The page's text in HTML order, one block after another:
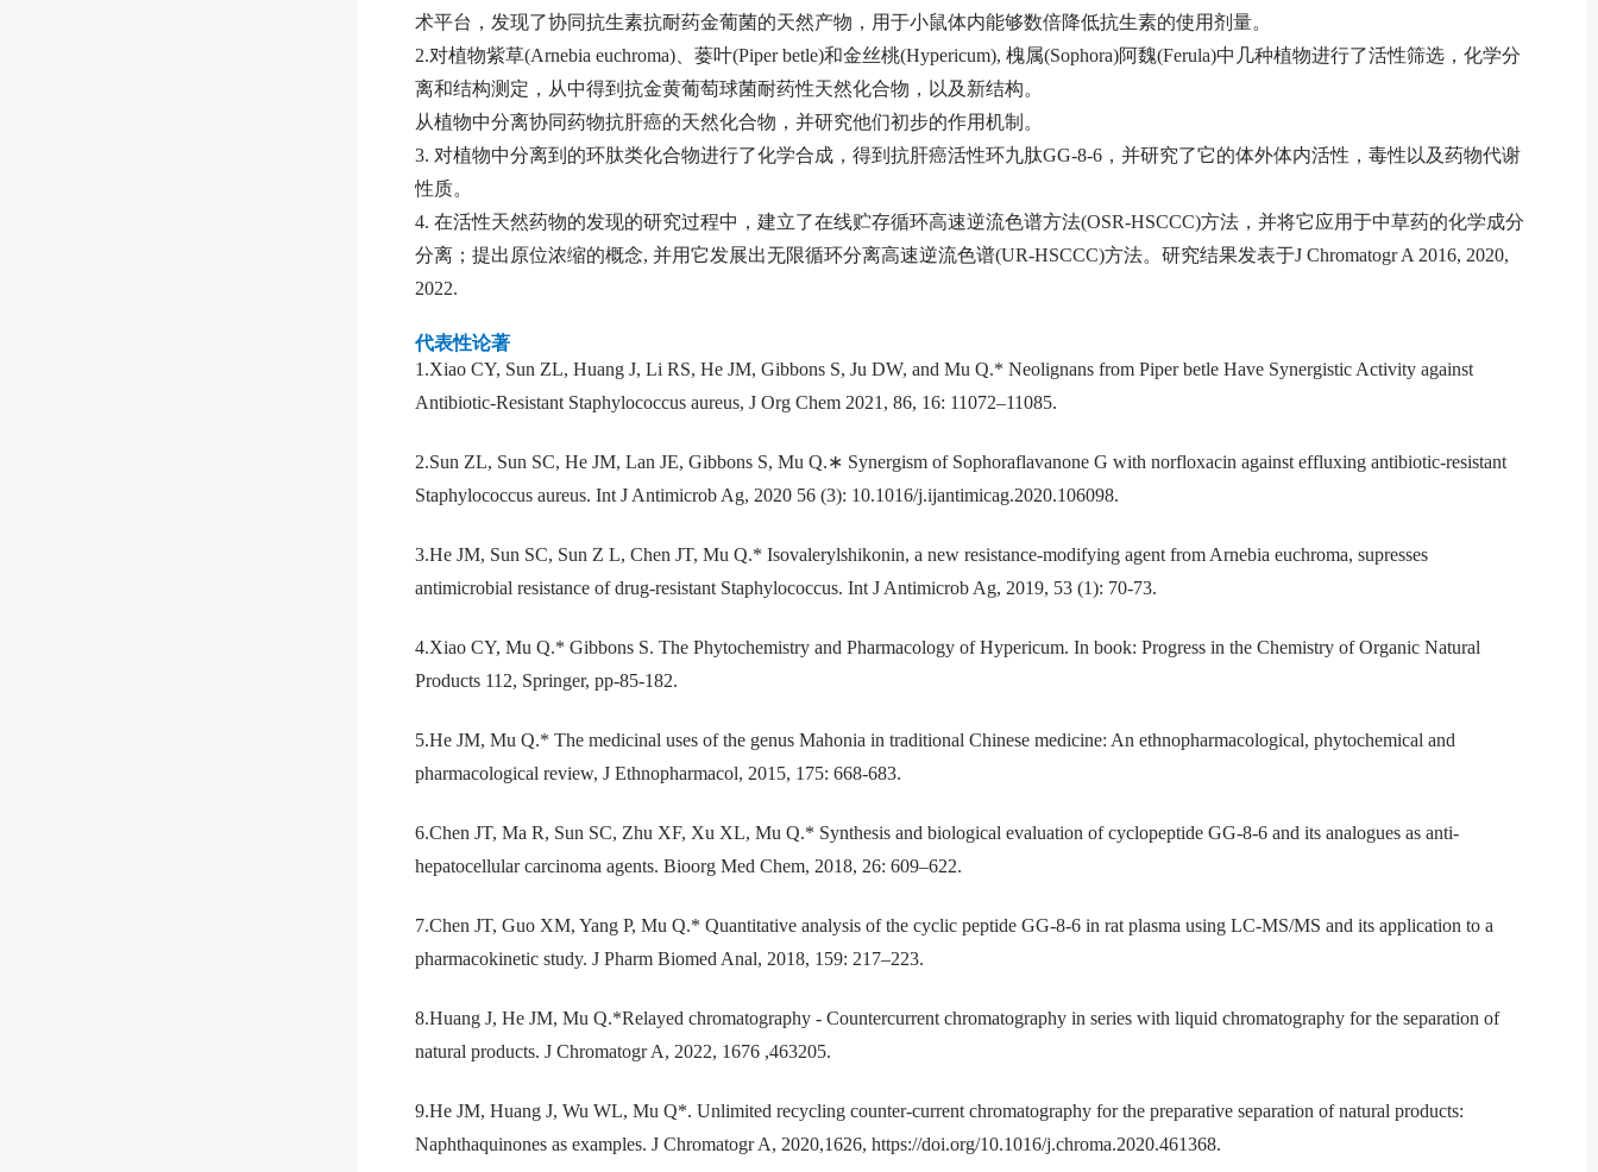
术平台，发现了协同抗生素抗耐药金葡菌的天然产物，用于小鼠体内能够数倍降低抗生素的使用剂量。
2.对植物紫草(Arnebia euchroma)、蒌叶(Piper betle)和金丝桃(Hypericum), 槐属(Sophora)阿魏(Ferula)中几种植物进行了活性筛选，化学分
离和结构测定，从中得到抗金黄葡萄球菌耐药性天然化合物，以及新结构。
从植物中分离协同药物抗肝癌的天然化合物，并研究他们初步的作用机制。
3. 对植物中分离到的环肽类化合物进行了化学合成，得到抗肝癌活性环九肽GG-8-6，并研究了它的体外体内活性，毒性以及药物代谢
性质。
4. 在活性天然药物的发现的研究过程中，建立了在线贮存循环高速逆流色谱方法(OSR-HSCCC)方法，并将它应用于中草药的化学成分
分离；提出原位浓缩的概念, 并用它发展出无限循环分离高速逆流色谱(UR-HSCCC)方法。研究结果发表于J Chromatogr A 2016, 2020,
2022.
代表性论著
1.Xiao CY, Sun ZL, Huang J, Li RS, He JM, Gibbons S, Ju DW, and Mu Q.* Neolignans from Piper betle Have Synergistic Activity against
Antibiotic-Resistant Staphylococcus aureus, J Org Chem 2021, 86, 16: 11072–11085.
2.Sun ZL, Sun SC, He JM, Lan JE, Gibbons S, Mu Q.∗ Synergism of Sophoraflavanone G with norfloxacin against effluxing antibiotic-resistant
Staphylococcus aureus. Int J Antimicrob Ag, 2020 56 (3): 10.1016/j.ijantimicag.2020.106098.
3.He JM, Sun SC, Sun Z L, Chen JT, Mu Q.* Isovalerylshikonin, a new resistance-modifying agent from Arnebia euchroma, supresses
antimicrobial resistance of drug-resistant Staphylococcus. Int J Antimicrob Ag, 2019, 53 (1): 70-73.
4.Xiao CY, Mu Q.* Gibbons S. The Phytochemistry and Pharmacology of Hypericum. In book: Progress in the Chemistry of Organic Natural
Products 112, Springer, pp-85-182.
5.He JM, Mu Q.* The medicinal uses of the genus Mahonia in traditional Chinese medicine: An ethnopharmacological, phytochemical and
pharmacological review, J Ethnopharmacol, 2015, 175: 668-683.
6.Chen JT, Ma R, Sun SC, Zhu XF, Xu XL, Mu Q.* Synthesis and biological evaluation of cyclopeptide GG-8-6 and its analogues as anti-
hepatocellular carcinoma agents. Bioorg Med Chem, 2018, 26: 609–622.
7.Chen JT, Guo XM, Yang P, Mu Q.* Quantitative analysis of the cyclic peptide GG-8-6 in rat plasma using LC-MS/MS and its application to a
pharmacokinetic study. J Pharm Biomed Anal, 2018, 159: 217–223.
8.Huang J, He JM, Mu Q.*Relayed chromatography - Countercurrent chromatography in series with liquid chromatography for the separation of
natural products. J Chromatogr A, 2022, 1676 ,463205.
9.He JM, Huang J, Wu WL, Mu Q*. Unlimited recycling counter-current chromatography for the preparative separation of natural products:
Naphthaquinones as examples. J Chromatogr A, 2020,1626, https://doi.org/10.1016/j.chroma.2020.461368.